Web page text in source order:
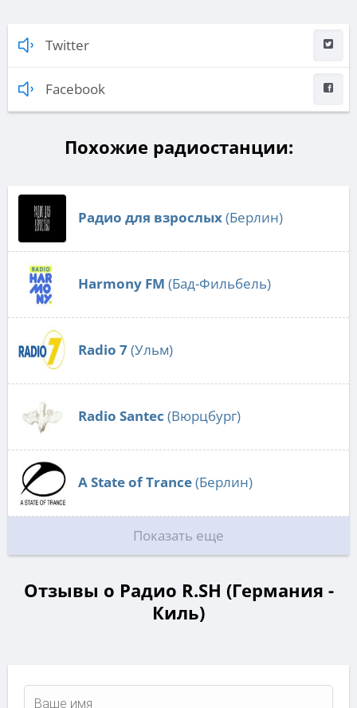
Twitter
Facebook
Похожие радиостанции:
Радио для взрослых(Берлин)
Harmony FM (Бад-Фильбель)
Radio 7(Ульм)
Radio Santec (Вюрцбург)
A State of Trance(Берлин)
Показать еще
Отзывы о Радио R.SH (Германия -
Киль)